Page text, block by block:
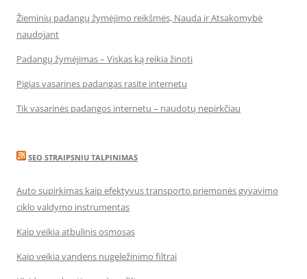
Žieminių padangų žymėjimo reikšmės, Nauda ir Atsakomybė
naudojant
Padangų žymėjimas – Viskas ką reikia žinoti
Pigias vasarines padangas rasite internetu
Tik vasarinės padangos internetu – naudotų nepirkčiau
SEO STRAIPSNIU TALPINIMAS
Auto supirkimas kaip efektyvus transporto priemonės gyvavimo
ciklo valdymo instrumentas
Kaip veikia atbulinis osmosas
Kaip veikia vandens nugeležinimo filtrai